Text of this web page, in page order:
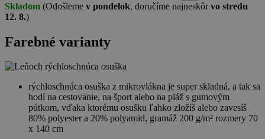
Skladom (Odošleme v pondelok, doručíme najneskôrvo stredu
12. 8.)
Farebné varianty
rýchloschnúca osuška z mikrovlákna je super skladná, a tak sa
hodí na cestovanie, na šport alebo na pláž s gumovým
pútkom, vďaka ktorému osušku ľahko zložíš alebo zavesíš
80% polyester a 20% polyamid, gramáž 200 g/m² rozmery 70
x 140 cm